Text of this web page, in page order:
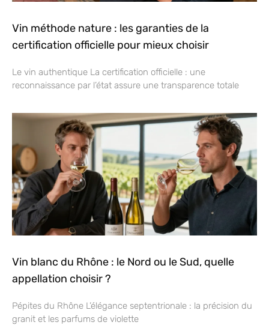
Vin méthode nature : les garanties de la
certification officielle pour mieux choisir
Le vin authentique La certification officielle : une
reconnaissance par l’état assure une transparence totale
Vin blanc du Rhône : le Nord ou le Sud, quelle
appellation choisir ?
Pépites du Rhône L’élégance septentrionale : la précision du
granit et les parfums de violette